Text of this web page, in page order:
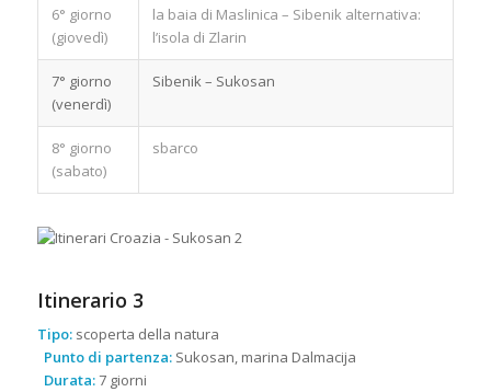
6° giorno
(giovedì)
la baia di Maslinica – Sibenik alternativa:
l’isola di Zlarin
7° giorno
(venerdì)
Sibenik – Sukosan
8° giorno
(sabato)
sbarco
Itinerario 3
Tipo:scoperta della natura
Punto di partenza:Sukosan, marina Dalmacija
Durata:7 giorni